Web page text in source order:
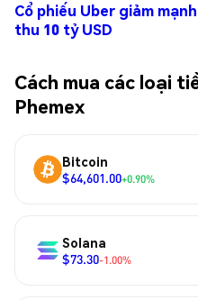
Cổ phiếu Uber giảm
thu 10 tỷ USD
Cách mua các loại
Phemex
Bitcoin
$64,601.00+0.90%
Solana
$73.30-1.00%